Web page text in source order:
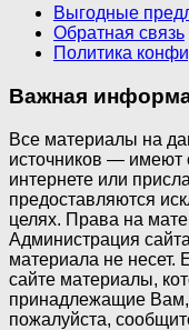
Выгодные
Обратная связь
Политика
Важная
Все материалы на
источников — имеют
интернете или
предоставляются
целях. Права на
Администрация
материала не
сайте материалы,
принадлежащие
пожалуйста,